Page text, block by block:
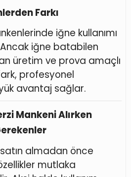
Farkı
iğne kullanımı
iğne batabilen
üretim ve prova amaçlı
profesyonel
avantaj sağlar.
Mankeni Alırken
satın almadan önce
mutlaka